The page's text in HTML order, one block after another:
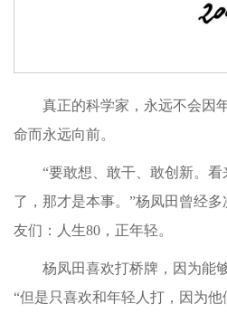
真正的科学家，永远不会因
命而永远向前。
“要敢想、敢干、敢创新。
了，那才是本事。”杨凤田曾经
友们：人生80，正年轻。
杨凤田喜欢打桥牌，因为能
“但是只喜欢和年轻人打，因为他